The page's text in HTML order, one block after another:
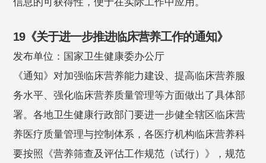
信息的可获得性，便于在实际工作中应用。
19《关于进一步推进临床营养工作的通知》
发布单位：国家卫生健康委办公厅
《通知》对加强临床营养能力建设、提高临床营养服
务水平、强化临床营养质量管理等方面做出了具体部
署。各地卫生健康行政部门要进一步健全辖区临床营
养医疗质量管理与控制体系，各医疗机构临床营养科
要按照《营养筛查及评估工作规范（试行）》，规范